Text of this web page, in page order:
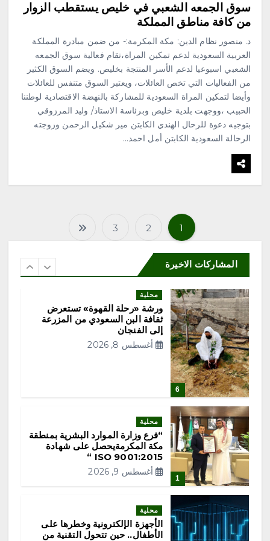
سوق الجمعه الشعبي في خليص يستقطب الزوار
من كافة مناطق المملكة
د. منصور نظام الدين: مكة المكرمة:- من ضمن مبادرة المملكة
العربية السعودية لدعم تمكين المراة،تقام فعالية سوق الجمعه
الشعبي اسبوعيا لدعم الأسر المنتجة بخليص. ويضم السوق الكثير
من الفعاليات التي تخص العائلات، ويعتبر السوق متنفس للعائلات
وأيضا لتمكين المراة السعودية للمشاركة بالنهضة الاقتصادية لوطننا
الحبيب ،ووجهت بلدية خليص وبرئاسة الاستاذ/ وليد المرزوقي
بتوجيه دعوة للرحال الهندي الكابتن مير شكيل الرحمن وزوجته
الرحالة السعودية الكابتن أمل احمد…
ت
ع
د
د
ص
ا
ت
1
2
3
المشاركات الاخيرة
3
4
محلية
إقبال من الزوار لزيارة المزاد
الدولي لمزارع إنتاج الصقور في
إجازة نهاية الأسبوع
أغسطس 9, 2026
5
6
محلية
ورشة «رحلة القهوة» تستعرض
ثقافة البن السعودي من المزرعة
إلى الفنجان
أغسطس 8, 2026
1
محلية
“فرع وزارة الموارد البشرية بمنطقة
مكة المكرمةيحصل على شهادة
ISO 9001:2015 “
أغسطس 9, 2026
محلية
الأجهزة الإلكترونية وخطرها على
الأطفال.. حين تتحول التقنية من